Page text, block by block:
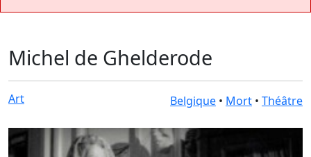
Michel de Ghelderode
Art Belgique • Mort • Théâtre